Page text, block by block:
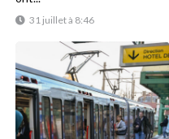
31 juillet à 8:46